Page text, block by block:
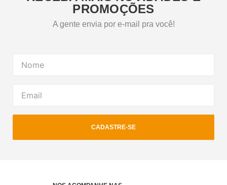
PROMOÇÕES
A gente envia por e-mail pra você!
CADASTRE-SE